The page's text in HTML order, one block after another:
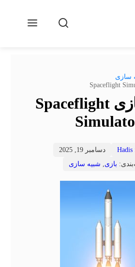
سازی
دانلود بازی Spaceflight
Hadis
دسامبر 19, 2025
بازی, شبیه سازی